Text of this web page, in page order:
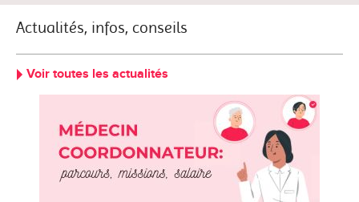
Actualités, infos, conseils
Voir toutes les actualités